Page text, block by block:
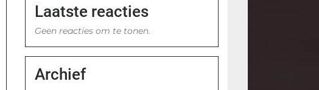
Laatste reacties
Geen reacties om te tonen.
Archief